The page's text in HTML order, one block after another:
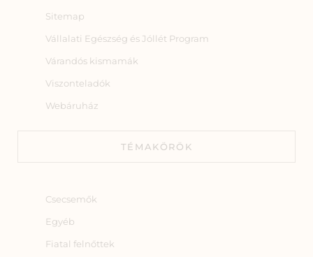
Sitemap
Vállalati Egészség és Jóllét Program
Várandós kismamák
Viszonteladók
Webáruház
TÉMAKÖRÖK
Csecsemők
Egyéb
Fiatal felnőttek